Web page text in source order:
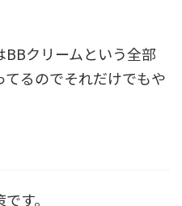
クリームという全部
るのでそれだけでもや
す。